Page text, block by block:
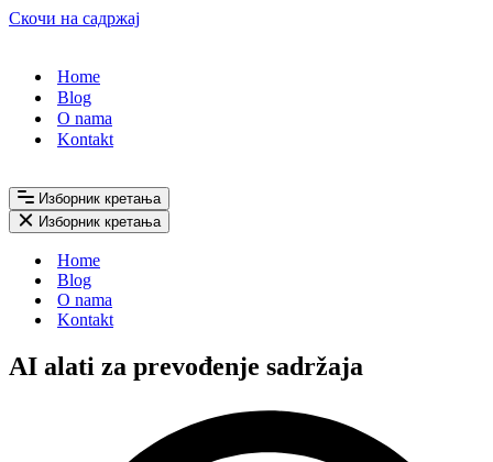
Скочи на садржај
Home
Blog
O nama
Kontakt
Изборник кретања
Изборник кретања
Home
Blog
O nama
Kontakt
AI alati za prevođenje sadržaja